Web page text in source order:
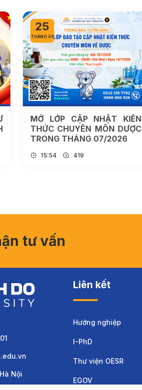
25
THÁNG 06
MỞ LỚP CẬP NHẬT KIẾN
THỨC CHUYÊN MÔN DƯỢC
TRONG THÁNG 07/2026
15:54 419
Nội
Liên kết
Hướng nghiệp
I-PhD
Thư viện OESR
EGOV
tư vấn